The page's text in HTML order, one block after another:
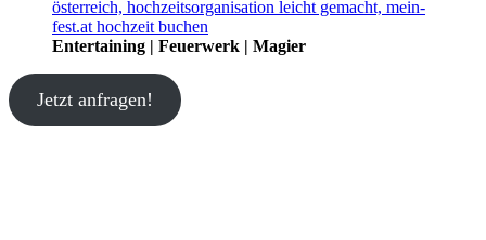
Entertaining | Feuerwerk | Magier
Jetzt anfragen!